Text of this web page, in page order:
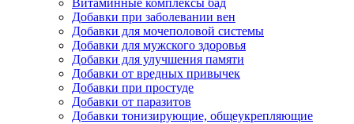
Витаминные комплексы бад
Добавки при заболевании вен
Добавки для мочеполовой системы
Добавки для мужского здоровья
Добавки для улучшения памяти
Добавки от вредных привычек
Добавки при простуде
Добавки от паразитов
Добавки тонизирующие, общеукрепляющие